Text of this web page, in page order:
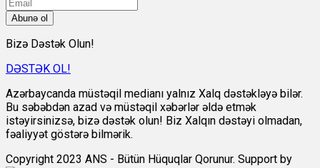
Abunə ol
Bizə Dəstək Olun!
DƏSTƏK OL!
Azərbaycanda müstəqil medianı yalnız Xalq dəstəkləyə bilər.
Bu səbəbdən azad və müstəqil xəbərlər əldə etmək
istəyirsinizsə, bizə dəstək olun! Biz Xalqın dəstəyi olmadan,
fəaliyyət göstərə bilmərik.
Copyright 2023 ANS - Bütün Hüquqlar Qorunur. Support by